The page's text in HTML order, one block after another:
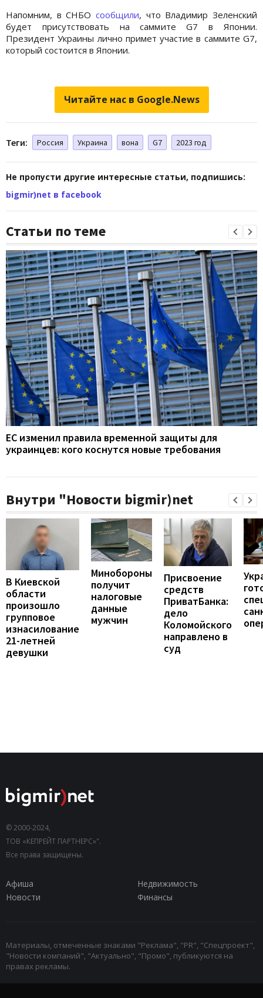
Напомним, в СНБО сообщили, что Владимир Зеленский
будет присутствовать на саммите G7 в Японии.
Президент Украины лично примет участие в саммите G7,
который состоится в Японии.
Читайте нас в Google.News
Теги: Россия Украина вона G7 2023 год
Не пропусти другие интересные статьи, подпишись:
bigmir)net в facebook
Статьи по теме
ЕС изменил правила временной защиты для
украинцев: кого коснутся новые требования
Внутри "Новости bigmir)net
В Киевской
области
произошло
групповое
изнасилование
21-летней
девушки
Минобороны
получит
налоговые
данные
мужчин
Присвоение
средств
ПриватБанка:
дело
Коломойского
направлено в
суд
© 2000-2024,
ТОВ «КЕПРЕЙТ ПАРТНЕРС»".
Все права защищены.
Афиша
Недвижимость
Новости
Финансы
Материалы, отмеченные знаками "Реклама", "PR", "Спецпроект",
"Новости компаний", "Актуально", "Промо", публикуются на
правах рекламы.